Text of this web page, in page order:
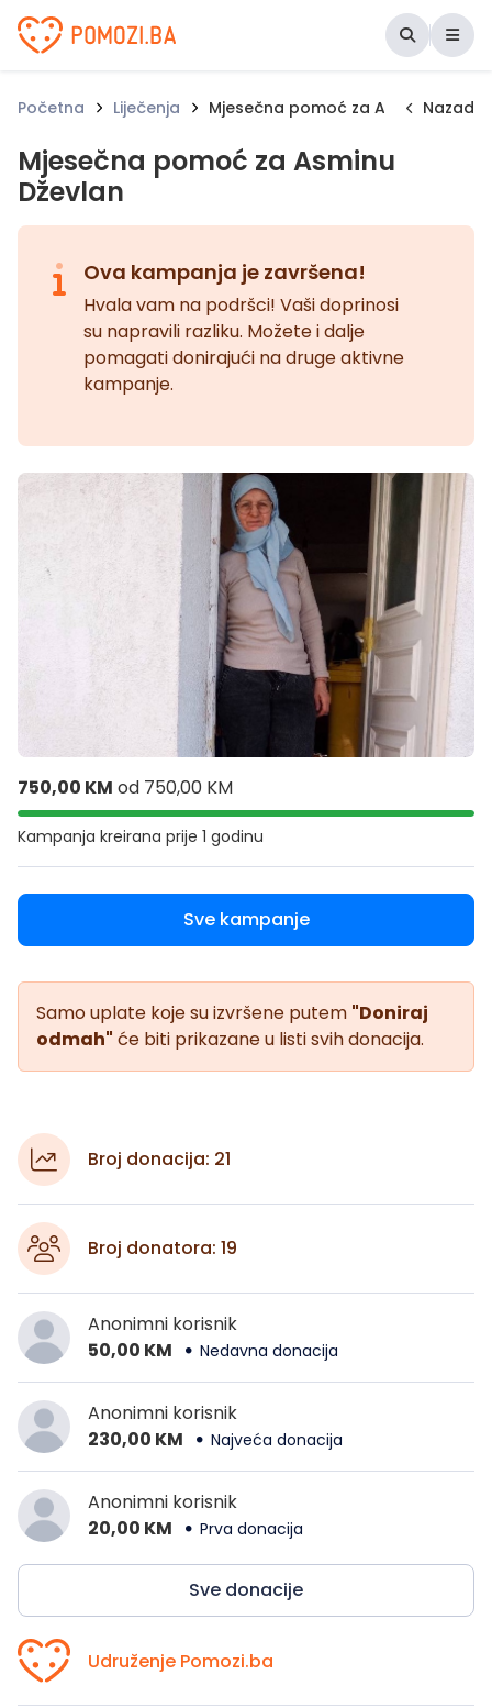
Udruženje Pomozi.ba
Početna Liječenja Mjesečna pomoć za AsminuNazad
Mjesečna pomoć za Asminu
Dževlan
Ova kampanja je završena!
Hvala vam na podršci! Vaši doprinosi
su napravili razliku. Možete i dalje
pomagati donirajući na druge aktivne
kampanje.
750,00 KM od 750,00 KM
Kampanja kreirana prije 1 godinu
Sve kampanje
Samo uplate koje su izvršene putem "Doniraj
odmah" će biti prikazane u listi svih donacija.
Broj donacija: 21
Broj donatora: 19
Anonimni korisnik
50,00 KM
Nedavna donacija
Anonimni korisnik
230,00 KM
Najveća donacija
Anonimni korisnik
20,00 KM
Prva donacija
Sve donacije
Udruženje Pomozi.ba